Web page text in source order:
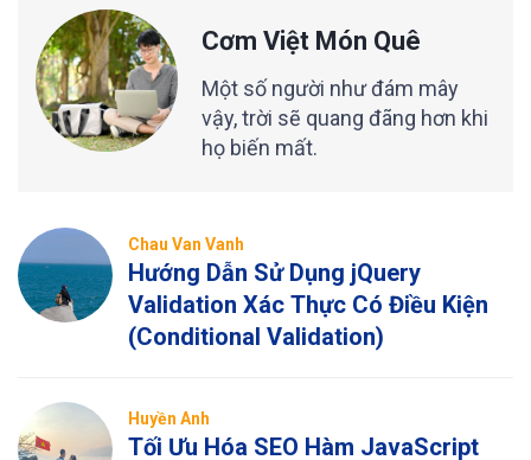
Cơm Việt Món Quê
Một số người như đám mây
vậy, trời sẽ quang đãng hơn khi
họ biến mất.
Chau Van Vanh
Hướng Dẫn Sử Dụng jQuery
Validation Xác Thực Có Điều Kiện
(Conditional Validation)
Huyền Anh
Tối Ưu Hóa SEO Hàm JavaScript